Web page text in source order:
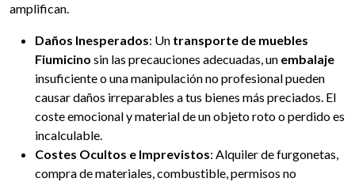
amplifican.
Daños Inesperados: Un transporte de muebles
Fiumicino sin las precauciones adecuadas, un embalaje
insuficiente o una manipulación no profesional pueden
causar daños irreparables a tus bienes más preciados. El
coste emocional y material de un objeto roto o perdido es
incalculable.
Costes Ocultos e Imprevistos: Alquiler de furgonetas,
compra de materiales, combustible, permisos no